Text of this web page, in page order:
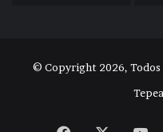
© Copyright 2026, Todos